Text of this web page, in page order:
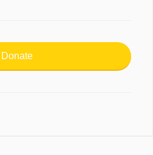
Donate